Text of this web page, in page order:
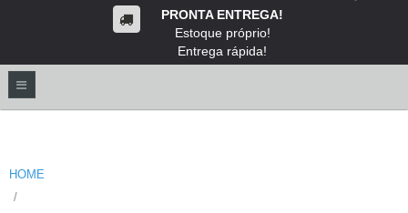
PRONTA ENTREGA!
Estoque próprio!
Entrega rápida!
HOME